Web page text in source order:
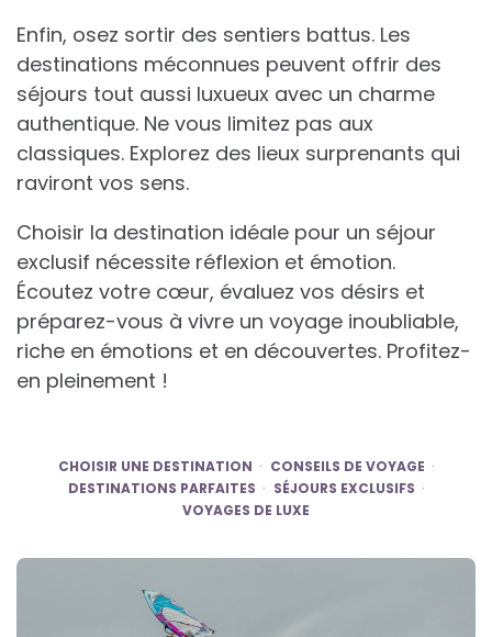
Enfin, osez sortir des sentiers battus. Les
destinations méconnues peuvent offrir des
séjours tout aussi luxueux avec un charme
authentique. Ne vous limitez pas aux
classiques. Explorez des lieux surprenants qui
raviront vos sens.
Choisir la destination idéale pour un séjour
exclusif nécessite réflexion et émotion.
Écoutez votre cœur, évaluez vos désirs et
préparez-vous à vivre un voyage inoubliable,
riche en émotions et en découvertes. Profitez-
en pleinement !
CHOISIR UNE DESTINATION
CONSEILS DE VOYAGE
DESTINATIONS PARFAITES
SÉJOURS EXCLUSIFS
VOYAGES DE LUXE
Post
navigation